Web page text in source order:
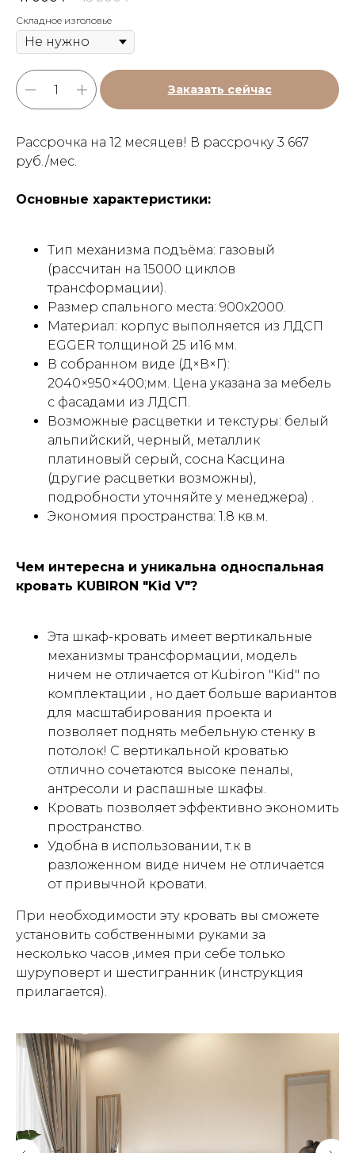
Складное изголовье
Заказать сейчас
Рассрочка на 12 месяцев! В рассрочку 3 667
руб./мес.
Основные характеристики:
Тип механизма подъёма: газовый
(рассчитан на 15000 циклов
трансформации).
Размер спального места: 900x2000.
Материал: корпус выполняется из ЛДСП
EGGER толщиной 25 и16 мм.
В собранном виде (Д×В×Г):
2040×950×400;мм. Цена указана за мебель
с фасадами из ЛДСП.
Возможные расцветки и текстуры: белый
альпийский, черный, металлик
платиновый серый, сосна Касцина
(другие расцветки возможны),
подробности уточняйте у менеджера) .
Экономия пространства: 1.8 кв.м.
Чем интересна и уникальна односпальная
кровать KUBIRON "Kid V"?
Эта шкаф-кровать имеет вертикальные
механизмы трансформации, модель
ничем не отличается от Kubiron "Kid" по
комплектации , но дает больше вариантов
для масштабирования проекта и
позволяет поднять мебельную стенку в
потолок! С вертикальной кроватью
отлично сочетаются высоке пеналы,
антресоли и распашные шкафы.
Кровать позволяет эффективно экономить
пространство.
Удобна в использовании, т.к в
разложенном виде ничем не отличается
от привычной кровати.
При необходимости эту кровать вы сможете
установить собственными руками за
несколько часов ,имея при себе только
шуруповерт и шестигранник (инструкция
прилагается).